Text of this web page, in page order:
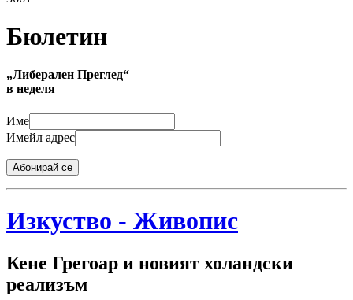
Бюлетин
„Либерален Преглед“
в неделя
Име
Имейл адрес
Абонирай се
Изкуство - Живопис
Кене Грегоар и новият холандски
реализъм